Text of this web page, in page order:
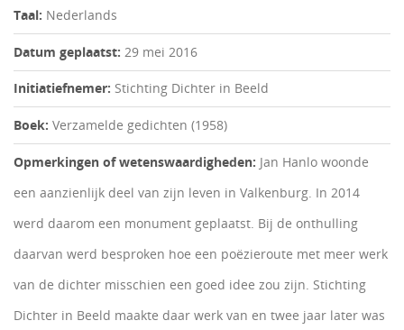
Taal: Nederlands
Datum geplaatst: 29 mei 2016
Initiatiefnemer: Stichting Dichter in Beeld
Boek: Verzamelde gedichten (1958)
Opmerkingen of wetenswaardigheden: Jan Hanlo woonde
een aanzienlijk deel van zijn leven in Valkenburg. In 2014
werd daarom een monument geplaatst. Bij de onthulling
daarvan werd besproken hoe een poëzieroute met meer werk
van de dichter misschien een goed idee zou zijn. Stichting
Dichter in Beeld maakte daar werk van en twee jaar later was